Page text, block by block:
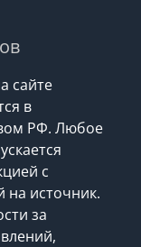
сайте
в
РФ. Любое
с
на источник.
за